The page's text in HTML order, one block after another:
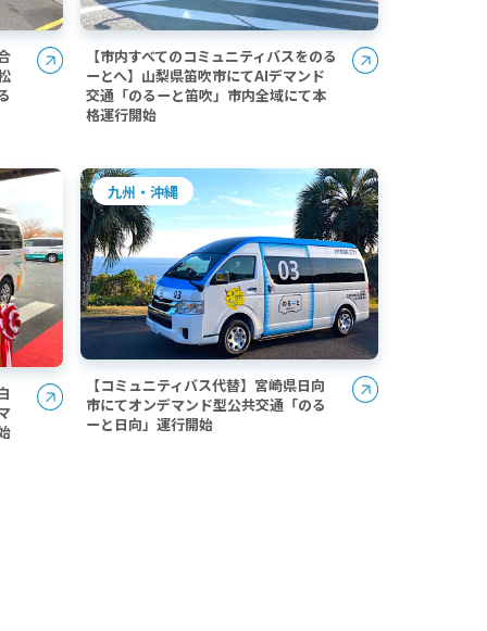
【市内すべてのコミュニティバスをのる
ーとへ】山梨県笛吹市にてAIデマンド
交通「のるーと笛吹」市内全域にて本
格運行開始
九州・沖縄
【コミュニティバス代替】宮崎県日向
市にてオンデマンド型公共交通「のる
ーと日向」運行開始